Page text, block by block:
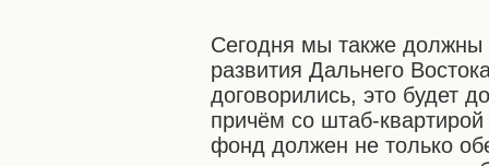
Сегодня мы также
развития Дальнего
договорились, это будет
причём со штаб-
фонд должен не только